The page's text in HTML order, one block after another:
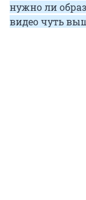
нужно ли
видео чуть